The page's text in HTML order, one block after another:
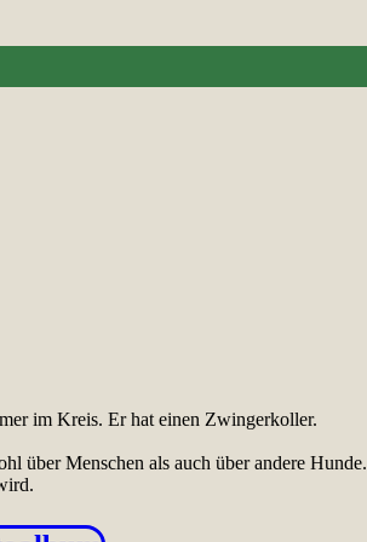
im Kreis. Er hat einen Zwingerkoller.
über Menschen als auch über andere Hunde.